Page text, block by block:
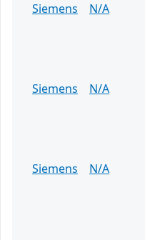
Siemens
N/A
Siemens
N/A
Siemens
N/A